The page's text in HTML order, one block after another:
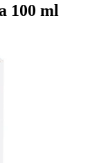
100 ml